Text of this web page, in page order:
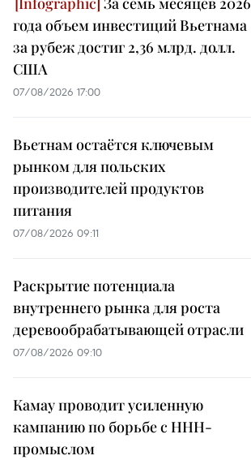
года объем инвестиций Вьетнама
за рубеж достиг 2,36 млрд. долл.
США
07/08/2026 17:00
Вьетнам остаётся ключевым
рынком для польских
производителей продуктов
питания
07/08/2026 09:11
Раскрытие потенциала
внутреннего рынка для роста
деревообрабатывающей отрасли
07/08/2026 09:10
Камау проводит усиленную
кампанию по борьбе с ННН-
промыслом